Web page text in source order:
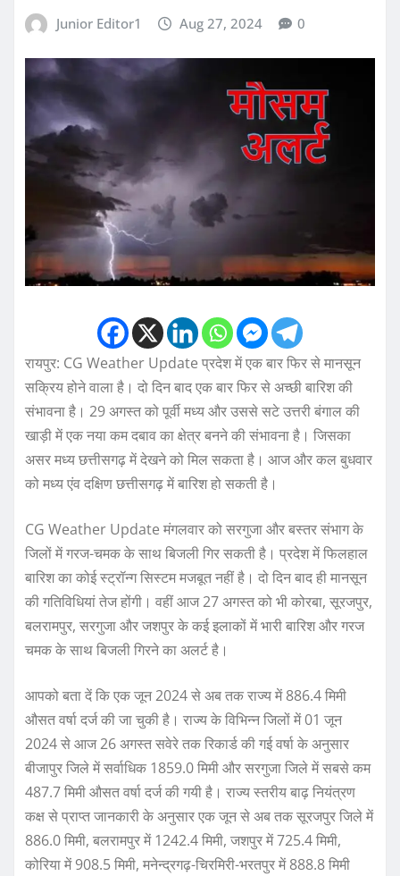
Junior Editor1 Aug 27, 2024 0
रायपुर: CG Weather Update प्रदेश में एक बार फिर से मानसून
सक्रिय होने वाला है। दो दिन बाद एक बार फिर से अच्छी बारिश की
संभावना है। 29 अगस्त को पूर्वी मध्य और उससे सटे उत्तरी बंगाल की
खाड़ी में एक नया कम दबाव का क्षेत्र बनने की संभावना है। जिसका
असर मध्य छत्तीसगढ़ में देखने को मिल सकता है। आज और कल बुधवार
को मध्य एंव दक्षिण छत्तीसगढ़ में बारिश हो सकती है।
CG Weather Update मंगलवार को सरगुजा और बस्तर संभाग के
जिलों में गरज-चमक के साथ बिजली गिर सकती है। प्रदेश में फिलहाल
बारिश का कोई स्ट्रॉन्ग सिस्टम मजबूत नहीं है। दो दिन बाद ही मानसून
की गतिविधियां तेज होंगी। वहीं आज 27 अगस्त को भी कोरबा, सूरजपुर,
बलरामपुर, सरगुजा और जशपुर के कई इलाकों में भारी बारिश और गरज
चमक के साथ बिजली गिरने का अलर्ट है।
आपको बता दें कि एक जून 2024 से अब तक राज्य में 886.4 मिमी
औसत वर्षा दर्ज की जा चुकी है। राज्य के विभिन्न जिलों में 01 जून
2024 से आज 26 अगस्त सवेरे तक रिकार्ड की गई वर्षा के अनुसार
बीजापुर जिले में सर्वाधिक 1859.0 मिमी और सरगुजा जिले में सबसे कम
487.7 मिमी औसत वर्षा दर्ज की गयी है। राज्य स्तरीय बाढ़ नियंत्रण
कक्ष से प्राप्त जानकारी के अनुसार एक जून से अब तक सूरजपुर जिले में
886.0 मिमी, बलरामपुर में 1242.4 मिमी, जशपुर में 725.4 मिमी,
कोरिया में 908.5 मिमी, मनेन्द्रगढ़-चिरमिरी-भरतपुर में 888.8 मिमी